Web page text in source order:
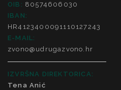
OIB: 80574606030
IBAN:
HR4123400091110127243
E-MAIL:
zvono@udrugazvono.hr
IZVRŠNA DIREKTORICA:
Tena Anić